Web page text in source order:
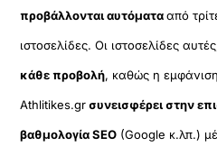
προβάλλονται αυτόματααπό
ιστοσελίδες. Οι ιστοσελίδες
κάθε προβολή, καθώς η
Athlitikes.grσυνεισφέρει στην
βαθμολογία SEO (Google κ.λπ.)